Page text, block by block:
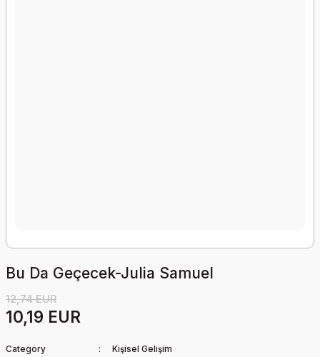
Bu Da Geçecek-Julia Samuel
12,74 EUR
10,19 EUR
Category
Kişisel Gelişim